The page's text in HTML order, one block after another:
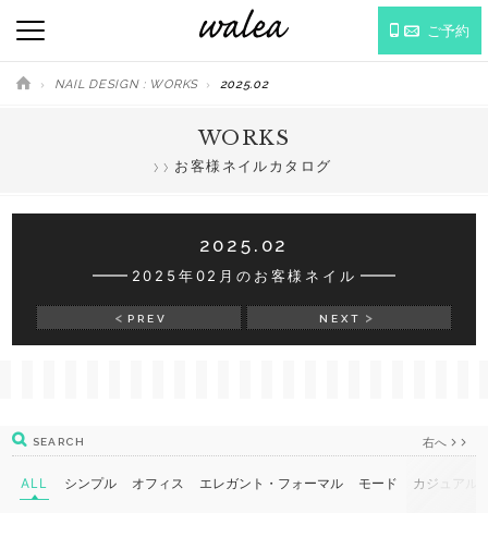
ご予約
NAIL DESIGN : WORKS 2025.02
WORKS
お客様ネイルカタログ
2025.02
2025年02月のお客様ネイル
PREV NEXT
SEARCH 右へ
ALL シンプル オフィス エレガント・フォーマル モード カジュアル